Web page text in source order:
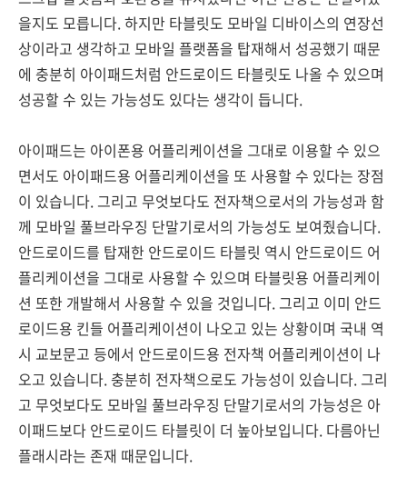
을지도 모릅니다. 하지만 타블릿도 모바일 디바이스의 연장선
상이라고 생각하고 모바일 플랫폼을 탑재해서 성공했기 때문
에 충분히 아이패드처럼 안드로이드 타블릿도 나올 수 있으며
성공할 수 있는 가능성도 있다는 생각이 듭니다.
아이패드는 아이폰용 어플리케이션을 그대로 이용할 수 있으
면서도 아이패드용 어플리케이션을 또 사용할 수 있다는 장점
이 있습니다. 그리고 무엇보다도 전자책으로서의 가능성과 함
께 모바일 풀브라우징 단말기로서의 가능성도 보여줬습니다.
안드로이드를 탑재한 안드로이드 타블릿 역시 안드로이드 어
플리케이션을 그대로 사용할 수 있으며 타블릿용 어플리케이
션 또한 개발해서 사용할 수 있을 것입니다. 그리고 이미 안드
로이드용 킨들 어플리케이션이 나오고 있는 상황이며 국내 역
시 교보문고 등에서 안드로이드용 전자책 어플리케이션이 나
오고 있습니다. 충분히 전자책으로도 가능성이 있습니다. 그리
고 무엇보다도 모바일 풀브라우징 단말기로서의 가능성은 아
이패드보다 안드로이드 타블릿이 더 높아보입니다. 다름아닌
플래시라는 존재 때문입니다.